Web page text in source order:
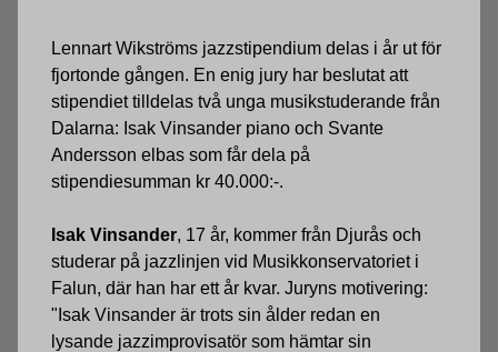
Lennart Wikströms jazzstipendium delas i år ut för
fjortonde gången. En enig jury har beslutat att
stipendiet tilldelas två unga musikstuderande från
Dalarna: Isak Vinsander piano och Svante
Andersson elbas som får dela på
stipendiesumman kr 40.000:-.
Isak Vinsander, 17 år, kommer från Djurås och
studerar på jazzlinjen vid Musikkonservatoriet i
Falun, där han har ett år kvar. Juryns motivering:
"Isak Vinsander är trots sin ålder redan en
lysande jazzimprovisatör som hämtar sin